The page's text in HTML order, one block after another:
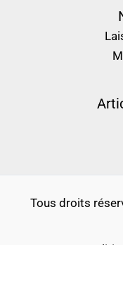
Tous droits